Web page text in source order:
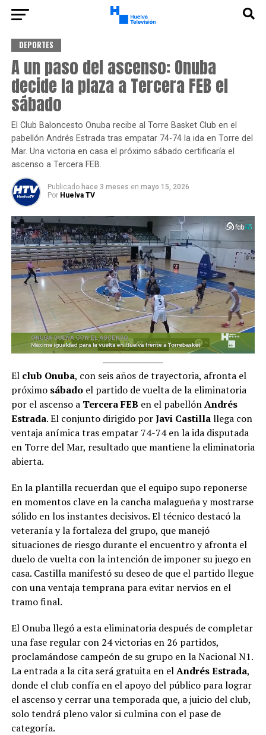
DEPORTES
A un paso del ascenso: Onuba
decide la plaza a Tercera FEB el
sábado
El Club Baloncesto Onuba recibe al Torre Basket Club en el
pabellón Andrés Estrada tras empatar 74-74 la ida en Torre del
Mar. Una victoria en casa el próximo sábado certificaría el
ascenso a Tercera FEB.
Publicado hace 3 meses en mayo 15, 2026
Por Huelva TV
El club Onuba, con seis años de trayectoria, afronta el
próximo sábadoel partido de vuelta de la eliminatoria
por el ascenso a Tercera FEB en el pabellónAndrés
Estrada. El conjunto dirigido porJavi Castillallega con
ventaja anímica tras empatar 74-74 en la ida disputada
en Torre del Mar, resultado que mantiene la eliminatoria
abierta.
En la plantilla recuerdan que el equipo supo reponerse
en momentos clave en la cancha malagueña y mostrarse
sólido en los instantes decisivos. El técnico destacó la
veteranía y la fortaleza del grupo, que manejó
situaciones de riesgo durante el encuentro y afronta el
duelo de vuelta con la intención de imponer su juego en
casa. Castilla manifestó su deseo de que el partido llegue
con una ventaja temprana para evitar nervios en el
tramo final.
El Onuballegó a esta eliminatoria después de completar
una fase regular con 24 victorias en 26 partidos,
proclamándose campeón de su grupo en la Nacional N1.
La entrada a la cita será gratuita en elAndrés Estrada,
donde el club confía en el apoyo del público para lograr
el ascenso y cerrar una temporada que, a juicio del club,
solo tendrá pleno valor si culmina con el pase de
categoría.